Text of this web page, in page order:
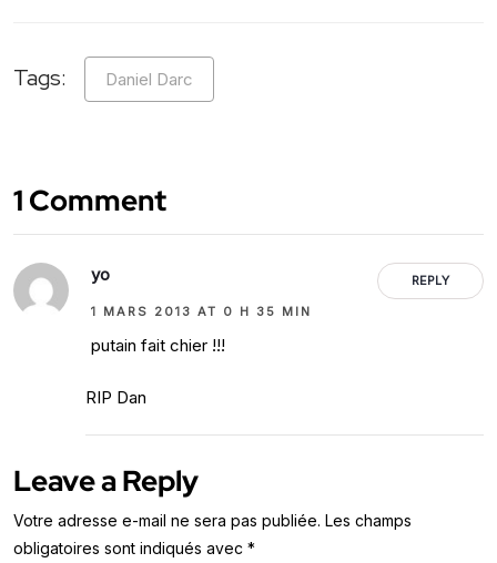
Tags: Daniel Darc
1 Comment
REPLY
yo
1 MARS 2013 AT 0 H 35 MIN
putain fait chier !!!
RIP Dan
Leave a Reply
Votre adresse e-mail ne sera pas publiée. Les champs
obligatoires sont indiqués avec *